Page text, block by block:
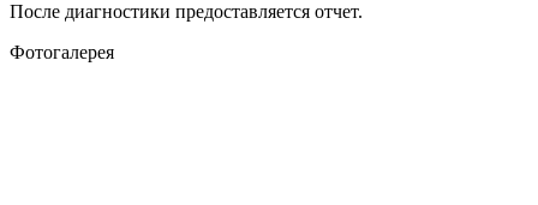
После диагностики предоставляется отчет.
Фотогалерея